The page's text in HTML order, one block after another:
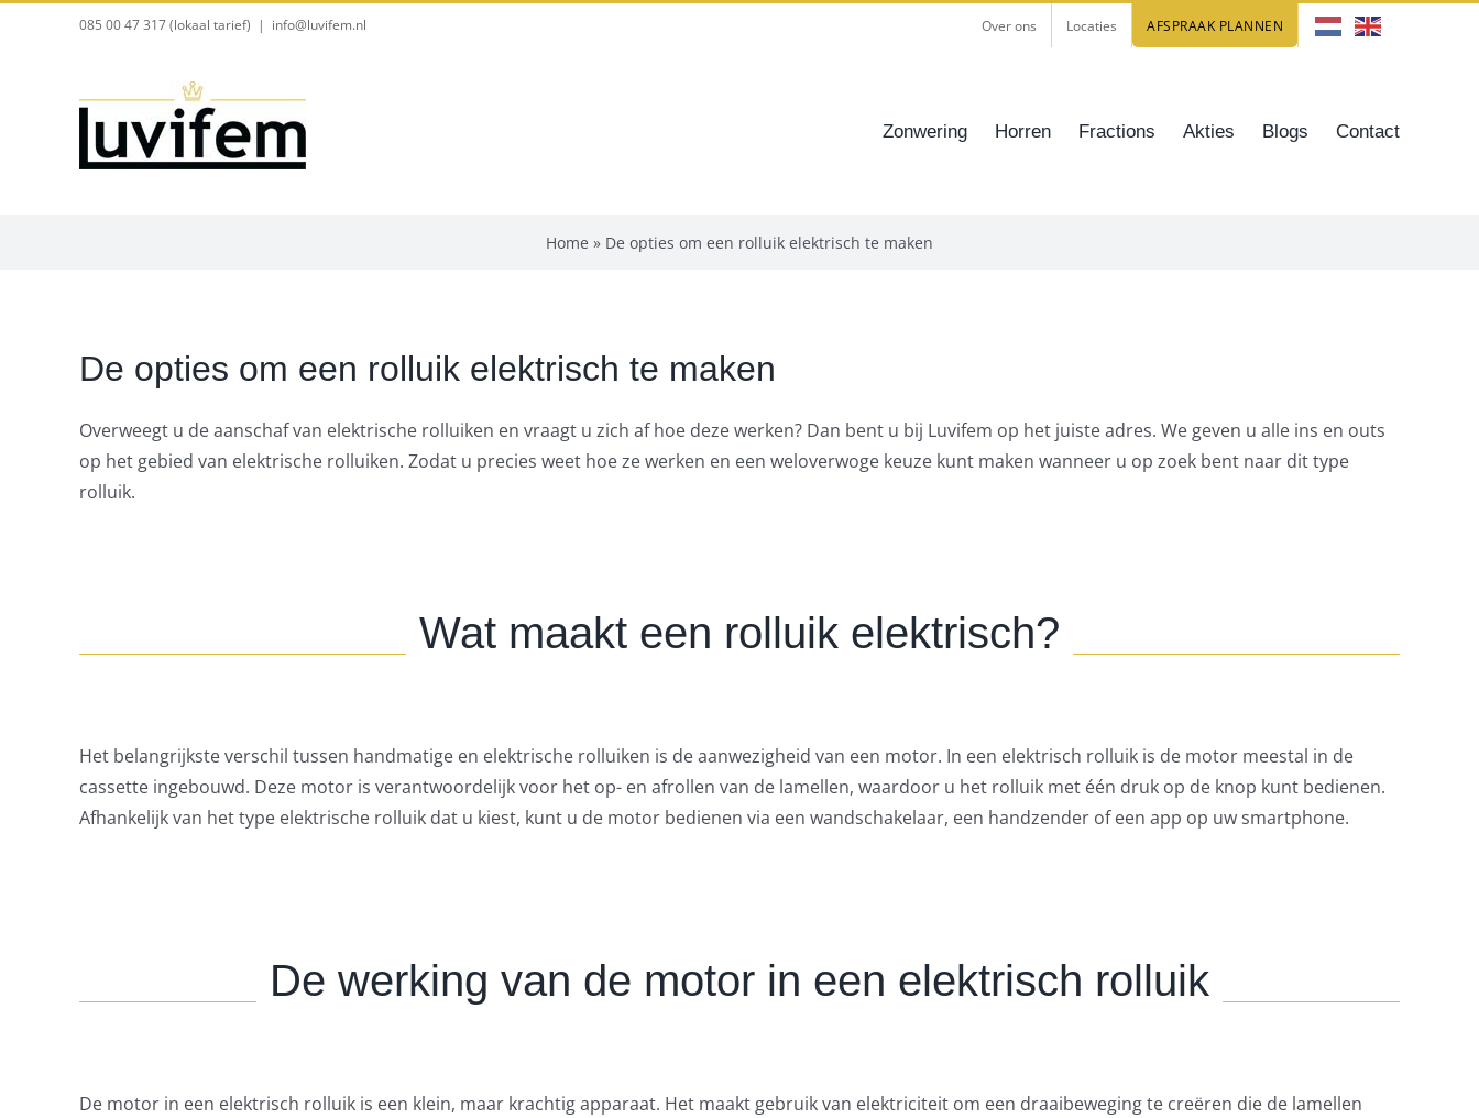
085 00 47 317 (lokaal tarief) | info@luvifem.nl Over ons Locaties AFSPRAAK PLANNEN
Zonwering Horren Fractions Akties Blogs Contact
Home » De opties om een rolluik elektrisch te maken
De opties om een rolluik elektrisch te maken
Overweegt u de aanschaf van elektrische rolluiken en vraagt u zich af hoe deze werken? Dan bent u bij Luvifem op het juiste adres. We geven u alle ins en outs
op het gebied van elektrische rolluiken. Zodat u precies weet hoe ze werken en een weloverwoge keuze kunt maken wanneer u op zoek bent naar dit type
rolluik.
Wat maakt een rolluik elektrisch?
Het belangrijkste verschil tussen handmatige en elektrische rolluiken is de aanwezigheid van een motor. In een elektrisch rolluik is de motor meestal in de
cassette ingebouwd. Deze motor is verantwoordelijk voor het op- en afrollen van de lamellen, waardoor u het rolluik met één druk op de knop kunt bedienen.
Afhankelijk van het type elektrische rolluik dat u kiest, kunt u de motor bedienen via een wandschakelaar, een handzender of een app op uw smartphone.
De werking van de motor in een elektrisch rolluik
De motor in een elektrisch rolluik is een klein, maar krachtig apparaat. Het maakt gebruik van elektriciteit om een draaibeweging te creëren die de lamellen